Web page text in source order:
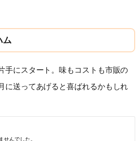
ム
手にスタート。味もコストも市販の
に送ってあげると喜ばれるかもしれ